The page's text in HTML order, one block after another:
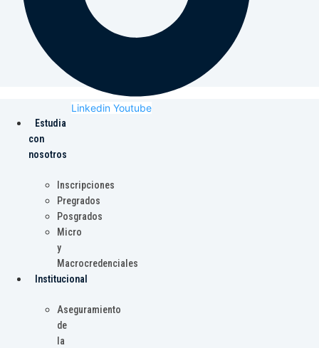
Linkedin Youtube
Estudia
con
nosotros
Inscripciones
Pregrados
Posgrados
Micro
y
Macrocredenciales
Institucional
Aseguramiento
de
la